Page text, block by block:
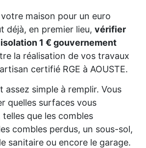
maison pour un euro
déjà, en premier lieu, vérifier
1 € gouvernement
la réalisation de vos travaux
certifié RGE à AOUSTE.
assez simple à remplir. Vous
quelles surfaces vous
que les combles
combles perdus, un sous-sol,
sanitaire ou encore le garage.